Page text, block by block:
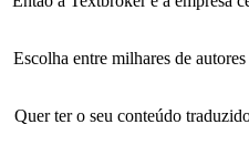
Escolha entre milhares de
Quer ter o seu conteúdo